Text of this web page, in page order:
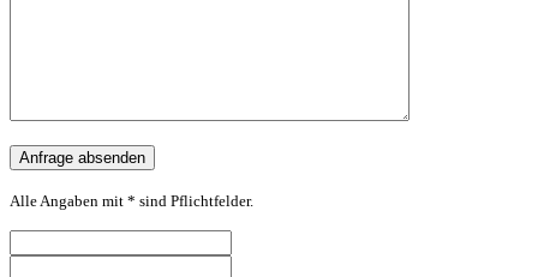
Alle Angaben mit * sind Pflichtfelder.